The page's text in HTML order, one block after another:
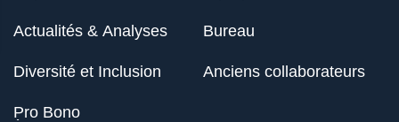
Actualités & Analyses
Diversité et Inclusion
Pro Bono
Bureau
Anciens collaborateurs